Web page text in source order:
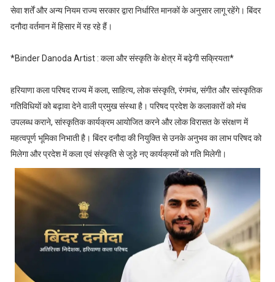
सेवा शर्तें और अन्य नियम राज्य सरकार द्वारा निर्धारित मानकों के अनुसार लागू रहेंगे। बिंदर
दनौदा वर्तमान में हिसार में रह रहे हैं।
*Binder Danoda Artist : कला और संस्कृति के क्षेत्र में बढ़ेगी सक्रियता*
हरियाणा कला परिषद राज्य में कला, साहित्य, लोक संस्कृति, रंगमंच, संगीत और सांस्कृतिक
गतिविधियों को बढ़ावा देने वाली प्रमुख संस्था है। परिषद प्रदेश के कलाकारों को मंच
उपलब्ध कराने, सांस्कृतिक कार्यक्रम आयोजित करने और लोक विरासत के संरक्षण में
महत्वपूर्ण भूमिका निभाती है। बिंदर दनौदा की नियुक्ति से उनके अनुभव का लाभ परिषद को
मिलेगा और प्रदेश में कला एवं संस्कृति से जुड़े नए कार्यक्रमों को गति मिलेगी।